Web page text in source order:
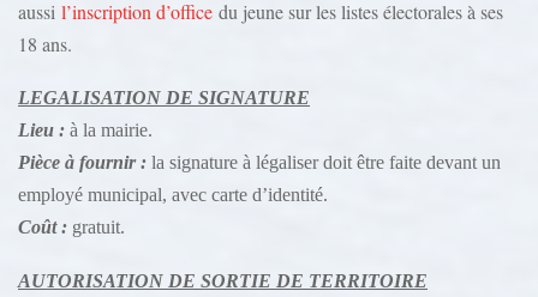
aussi l’inscription d’office du jeune sur les listes électorales à ses
18 ans.
LEGALISATION DE SIGNATURE
Lieu : à la mairie.
Pièce à fournir : la signature à légaliser doit être faite devant un
employé municipal, avec carte d’identité.
Coût : gratuit.
AUTORISATION DE SORTIE DE TERRITOIRE